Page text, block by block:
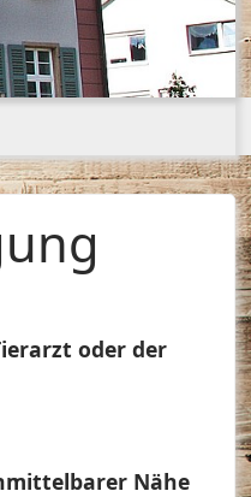
oder der
Nähe